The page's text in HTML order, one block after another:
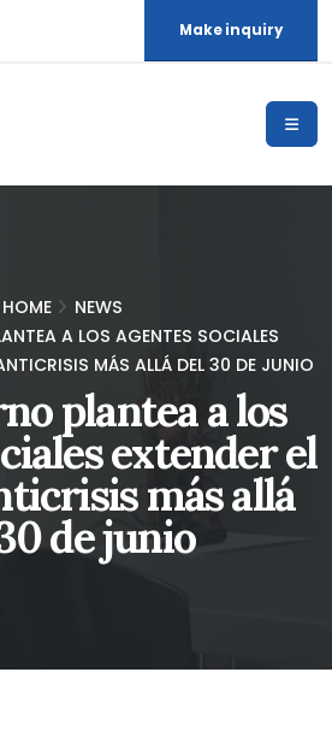
Make inquiry
HOME
NEWS
A LOS AGENTES SOCIALES
MÁS ALLÁ DEL 30 DE JUNIO
plantea a los
extender el
más allá
de junio